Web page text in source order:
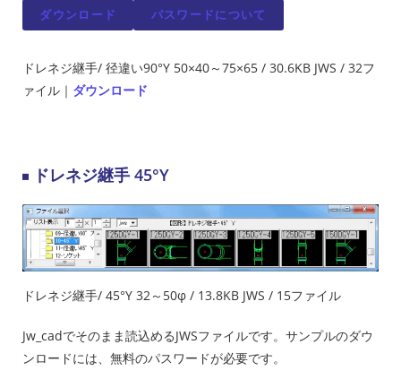
ダウンロード パスワードについて
ドレネジ継手/ 径違い90°Y 50×40～75×65 / 30.6KB JWS / 32フ
ァイル｜ ダウンロード
ドレネジ継手 45°Y
ドレネジ継手/ 45°Y 32～50φ / 13.8KB JWS / 15ファイル
Jw_cadでそのまま読込めるJWSファイルです。サンプルのダウ
ンロードには、無料のパスワードが必要です。